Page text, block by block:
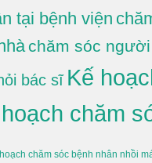
tại bệnh viện
chăm sóc
bác sĩ Kế
chăm
chăm sóc bệnh nhân nhồi